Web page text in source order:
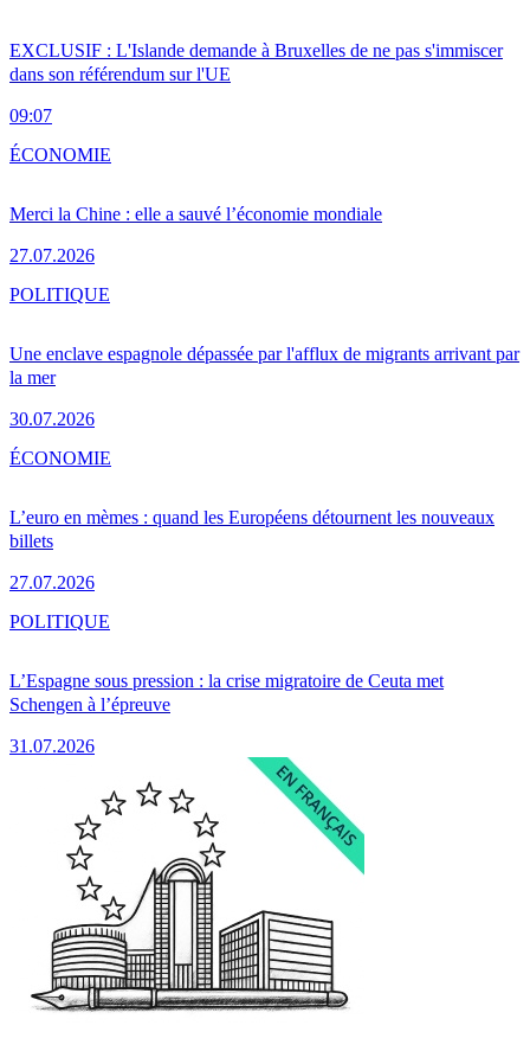
EXCLUSIF : L'Islande demande à Bruxelles de ne pas s'immiscer
dans son référendum sur l'UE
09:07
Merci la Chine : elle a sauvé l’économie mondiale
27.07.2026
ÉCONOMIE
Une enclave espagnole dépassée par l'afflux de migrants arrivant par
la mer
30.07.2026
POLITIQUE
L’euro en mèmes : quand les Européens détournent les nouveaux
billets
27.07.2026
ÉCONOMIE
L’Espagne sous pression : la crise migratoire de Ceuta met
Schengen à l’épreuve
31.07.2026
POLITIQUE